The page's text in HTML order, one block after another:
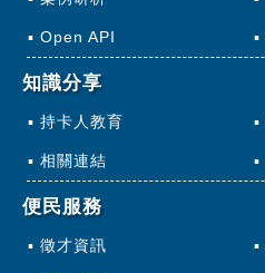
Open API
知識分享
持卡人教育
相關連結
便民服務
徵才資訊